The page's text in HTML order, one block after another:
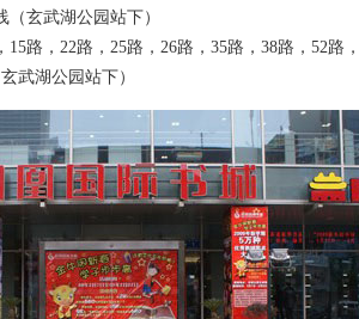
玄武湖公园站下）
15路，22路，25路，26路，35路，38路，52路
武湖公园站下）